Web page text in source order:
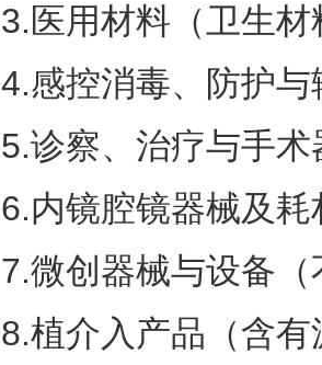
3.医用材料（卫生
4.感控消毒、防护与
5.诊察、治疗与手术
6.内镜腔镜器械及耗
7.微创器械与设备
8.植介入产品（含